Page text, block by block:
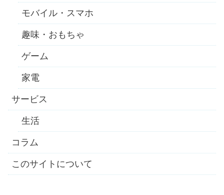
モバイル・スマホ
趣味・おもちゃ
ゲーム
家電
サービス
生活
コラム
このサイトについて